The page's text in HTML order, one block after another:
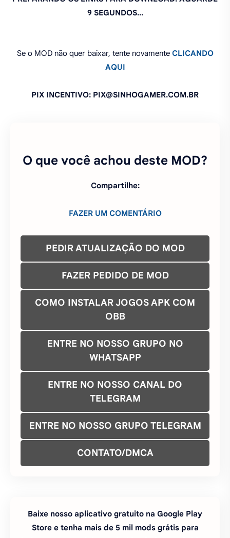
O que você achou deste MOD?
Compartilhe:
PEDIR ATUALIZAÇÃO DO MOD
FAZER PEDIDO DE MOD
COMO INSTALAR JOGOS APK COM
ENTRE NO NOSSO GRUPO NO
WHATSAPP
ENTRE NO NOSSO CANAL DO
TELEGRAM
ENTRE NO NOSSO GRUPO TELEGRAM
CONTATO/DMCA
Baixe nosso aplicativo gratuito na Google Play
baixar em seu celular Android e de forma rápido e